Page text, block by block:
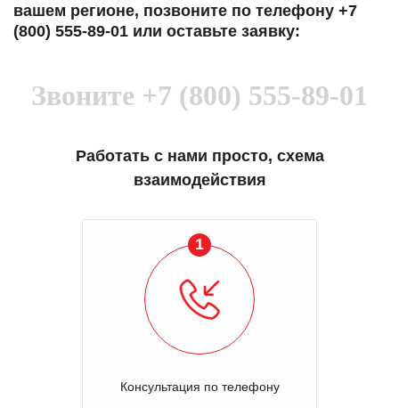
вашем регионе, позвоните по телефону +7
(800) 555-89-01 или оставьте заявку:
Звоните +7 (800) 555-89-01
Работать с нами просто, схема
взаимодействия
1
Консультация по телефону